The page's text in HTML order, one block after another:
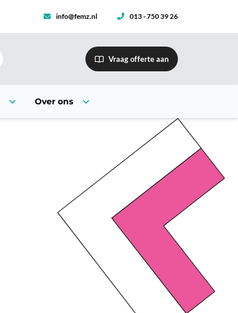
info@femz.nl 013 - 750 39 26
Vraag offerte aan
Over ons